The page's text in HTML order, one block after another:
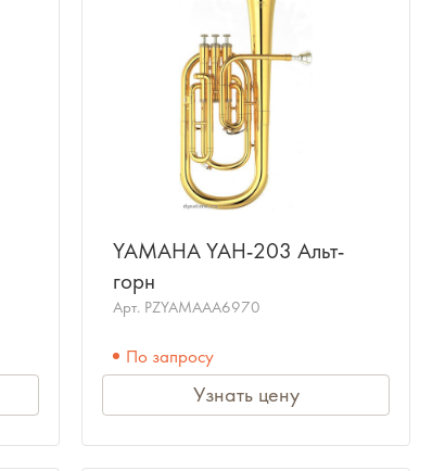
YAMAHA YAH-203 Альт-
горн
Арт. PZYAMAAA6970
По запросу
Узнать цену